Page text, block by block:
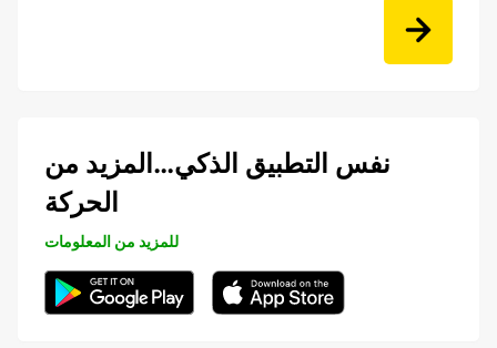
نفس التطبيق الذكي…المزيد من
الحركة
للمزيد من المعلومات